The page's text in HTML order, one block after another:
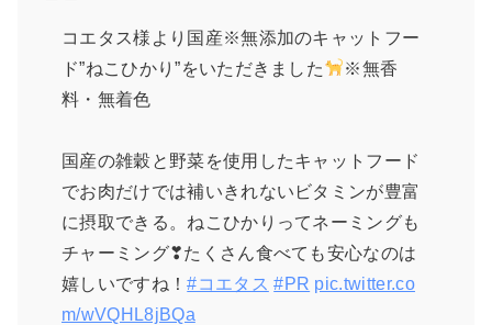
コエタス様より国産※無添加のキャットフー
ド”ねこひかり”をいただきました
※無香
料・無着色
国産の雑穀と野菜を使用したキャットフード
でお肉だけでは補いきれないビタミンが豊富
に摂取できる。ねこひかりってネーミングも
チャーミング❣たくさん食べても安心なのは
嬉しいですね！#コエタス #PR pic.twitter.co
m/wVQHL8jBQa